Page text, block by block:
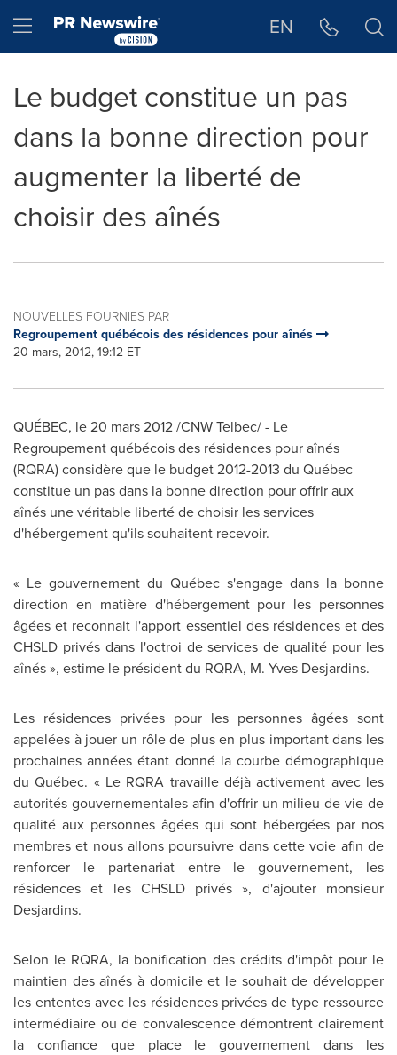
Hamburger menu EN
Le budget constitue un pas
dans la bonne direction pour
augmenter la liberté de
choisir des aînés
NOUVELLES FOURNIES PAR
Regroupement québécois des résidences pour aînés
20 mars, 2012, 19:12 ET
QUÉBEC, le 20 mars 2012 /CNW Telbec/ - Le
Regroupement québécois des résidences pour aînés
(RQRA) considère que le budget 2012-2013 du Québec
constitue un pas dans la bonne direction pour offrir aux
aînés une véritable liberté de choisir les services
d'hébergement qu'ils souhaitent recevoir.
« Le gouvernement du Québec s'engage dans la bonne
direction en matière d'hébergement pour les personnes
âgées et reconnait l'apport essentiel des résidences et des
CHSLD privés dans l'octroi de services de qualité pour les
aînés », estime le président du RQRA, M. Yves Desjardins.
Les résidences privées pour les personnes âgées sont
appelées à jouer un rôle de plus en plus important dans les
prochaines années étant donné la courbe démographique
du Québec. « Le RQRA travaille déjà activement avec les
autorités gouvernementales afin d'offrir un milieu de vie de
qualité aux personnes âgées qui sont hébergées par nos
membres et nous allons poursuivre dans cette voie afin de
renforcer le partenariat entre le gouvernement, les
résidences et les CHSLD privés », d'ajouter monsieur
Desjardins.
Selon le RQRA, la bonification des crédits d'impôt pour le
maintien des aînés à domicile et le souhait de développer
les ententes avec les résidences privées de type ressource
intermédiaire ou de convalescence démontrent clairement
la confiance que place le gouvernement dans les